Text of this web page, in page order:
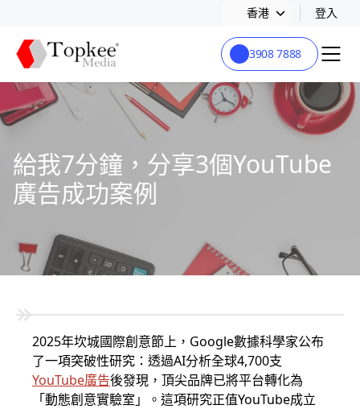
香港 登入
3908 7888
給我7分鐘，分享3個YouTube
廣告成功案例
2025年坎城國際創意節上，Google數據科學家公布
了一項突破性研究：透過AI分析全球4,700支
YouTube廣告後發現，頂尖品牌已將平台轉化為
「動態創意實驗室」。這項研究正值YouTube成立